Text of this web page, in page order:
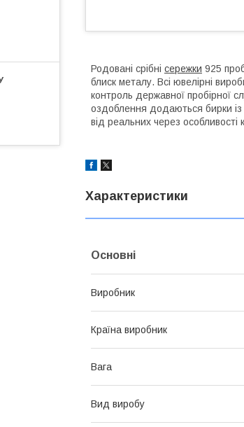
Родовані срібні сережки 925
блиск металу. Всі ювелірні
контроль державної пробірної
оздоблення додаються бирки із
від реальних через
Характеристики
Основні
Виробник
Країна виробник
Вага
Вид виробу